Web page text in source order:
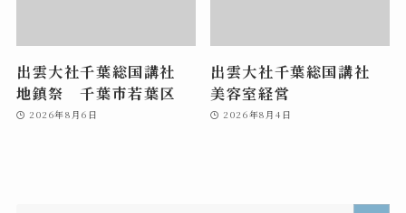
出雲大社千葉総国講社
地鎮祭 千葉市若葉区
2026年8月6日
出雲大社千葉総国講社
美容室経営
2026年8月4日